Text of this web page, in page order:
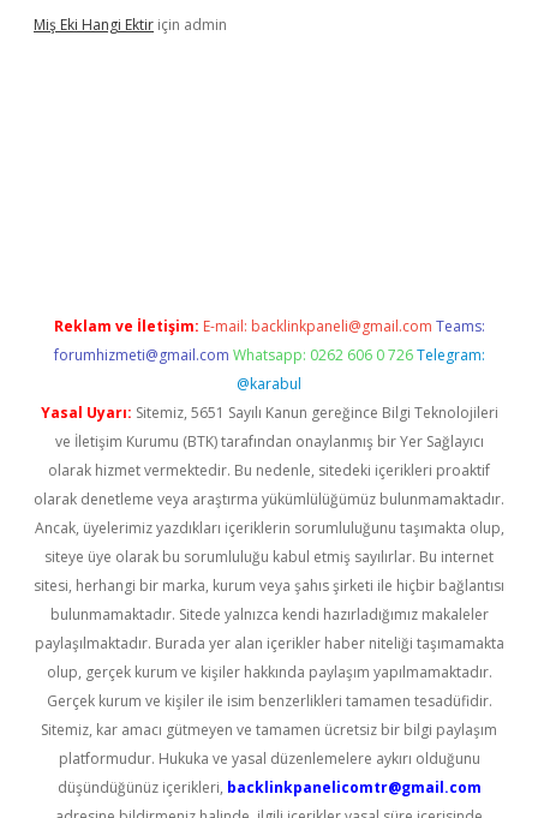
Miş Eki Hangi Ektir için admin
Reklam ve İletişim: E-mail: backlinkpaneli@gmail.com Teams:
forumhizmeti@gmail.com Whatsapp: 0262 606 0 726 Telegram:
@karabul
Yasal Uyarı: Sitemiz, 5651 Sayılı Kanun gereğince Bilgi Teknolojileri
ve İletişim Kurumu (BTK) tarafından onaylanmış bir Yer Sağlayıcı
olarak hizmet vermektedir. Bu nedenle, sitedeki içerikleri proaktif
olarak denetleme veya araştırma yükümlülüğümüz bulunmamaktadır.
Ancak, üyelerimiz yazdıkları içeriklerin sorumluluğunu taşımakta olup,
siteye üye olarak bu sorumluluğu kabul etmiş sayılırlar. Bu internet
sitesi, herhangi bir marka, kurum veya şahıs şirketi ile hiçbir bağlantısı
bulunmamaktadır. Sitede yalnızca kendi hazırladığımız makaleler
paylaşılmaktadır. Burada yer alan içerikler haber niteliği taşımamakta
olup, gerçek kurum ve kişiler hakkında paylaşım yapılmamaktadır.
Gerçek kurum ve kişiler ile isim benzerlikleri tamamen tesadüfidir.
Sitemiz, kar amacı gütmeyen ve tamamen ücretsiz bir bilgi paylaşım
platformudur. Hukuka ve yasal düzenlemelere aykırı olduğunu
düşündüğünüz içerikleri, backlinkpanelicomtr@gmail.com